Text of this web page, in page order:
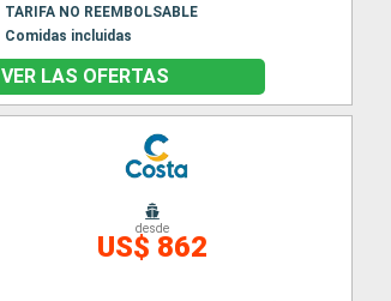
TARIFA NO REEMBOLSABLE
Comidas incluidas
VER LAS OFERTAS
desde
US$ 862